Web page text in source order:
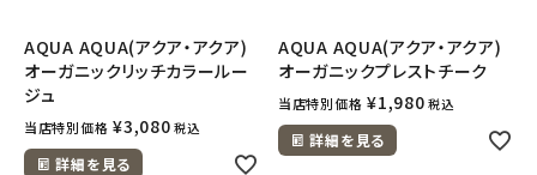
AQUA AQUA(アクア・アクア)
オーガニックリッチカラールー
ジュ
当店特別価格 ¥3,080 税込
詳細を見る
AQUA AQUA(アクア・アクア)
オーガニックプレストチーク
当店特別価格 ¥1,980 税込
詳細を見る